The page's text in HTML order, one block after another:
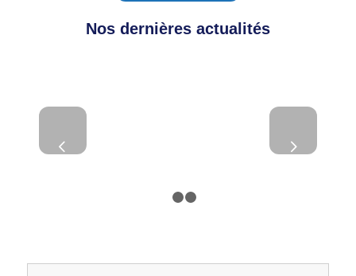
Nos dernières actualités
HIVEWORKS PROPOSE DES